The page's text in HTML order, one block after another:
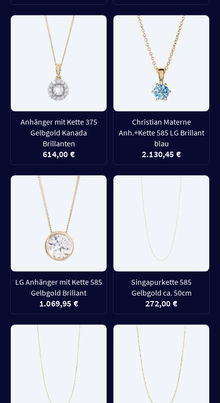
Anhänger mit Kette 375
Gelbgold Kanada
Brillanten
614,00 €
Christian Materne
Anh.+Kette 585 LG Brillant
blau
2.130,45 €
LG Anhänger mit Kette 585
Gelbgold Brillant
1.069,95 €
Singapurkette 585
Gelbgold ca. 50cm
272,00 €